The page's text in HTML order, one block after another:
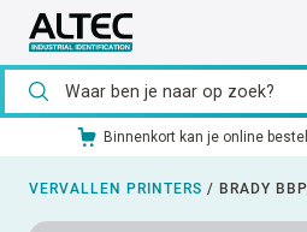
Binnenkort kan je online
VERVALLEN PRINTERS / BRADY